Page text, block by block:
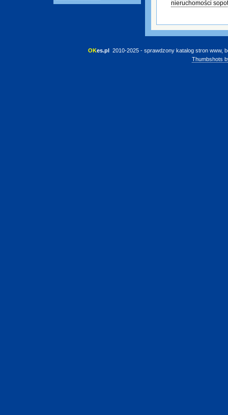
nieruchomości sopot
OKes.pl 2010-2025 - sprawdzony katalog stron www,
Thumbshots